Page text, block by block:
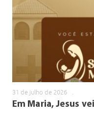
31 de julho de 2026
Em Maria, Jesus